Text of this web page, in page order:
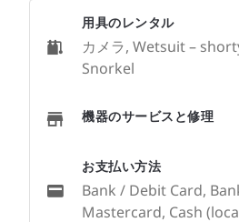
用具のレンタル
カメラ, Wetsuit –
Snorkel
機器のサービスと修理
お支払い方法
Bank / Debit Card,
Mastercard, Cash